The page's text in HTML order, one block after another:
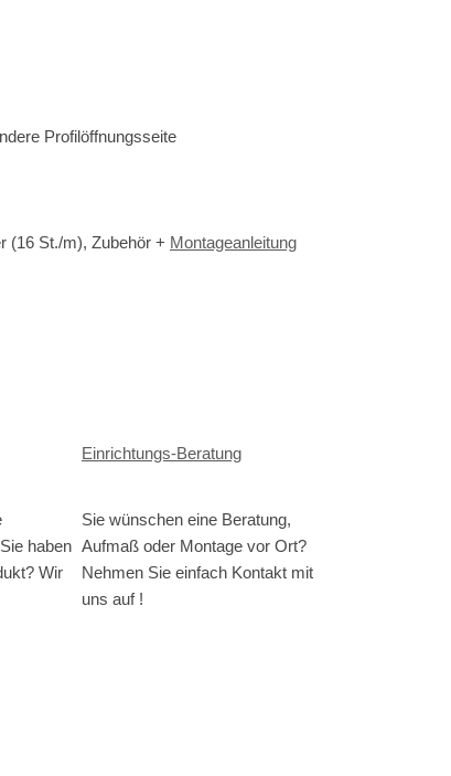
Profilöffnungsseite
(16 St./m), Zubehör + Montageanleitung
Einrichtungs-Beratung
haben
Wir
Sie wünschen eine Beratung,
Aufmaß oder Montage vor Ort?
Nehmen Sie einfach Kontakt mit
uns auf !